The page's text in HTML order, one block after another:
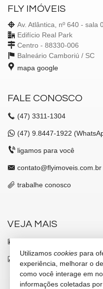
FLY IMÓVEIS
Av. Atlântica, nº 640 - sala
Edifício Real Park
Centro - 88330-006
Balneário Camboriú / SC
mapa google
FALE CONOSCO
(47) 3311-1304
(47) 9.8447-1922
ligamos para você
contato@flyimoveis.com.br
trabalhe conosco
VEJA MAIS
indicadores financeiros
cadastre seu imóvel
Utilizamos cookies para
experiência, melhorar o
como você interage em
informações coletadas